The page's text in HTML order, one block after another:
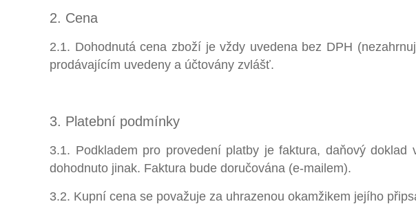
2. Cena
2.1. Dohodnutá cena zboží je vždy uvedena bez DPH
prodávajícím uvedeny a účtovány zvlášť.
3. Platební podmínky
3.1. Podkladem pro provedení platby je faktura, daňový
dohodnuto jinak. Faktura bude doručována (e-mailem).
3.2. Kupní cena se považuje za uhrazenou okamžikem jejího